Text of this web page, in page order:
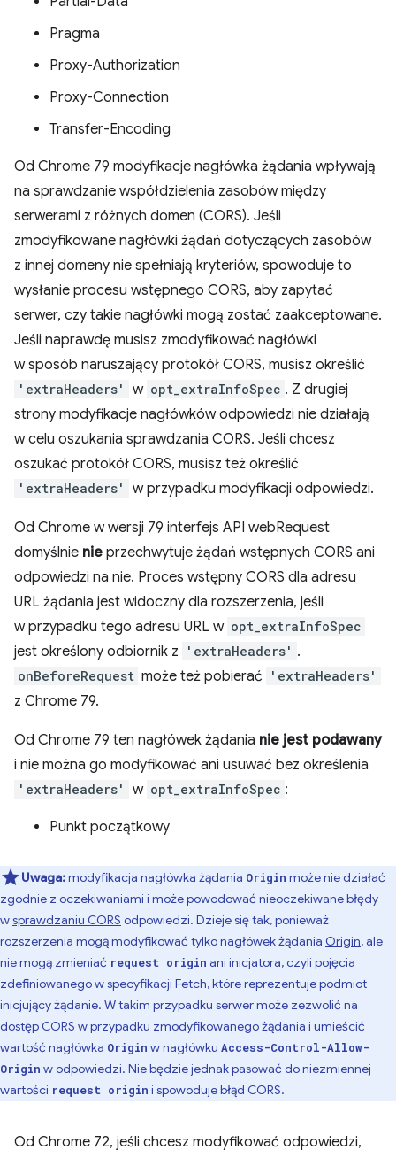
Pragma
Proxy-Authorization
Proxy-Connection
Transfer-Encoding
Od Chrome 79 modyfikacje nagłówka żądania wpływają
na sprawdzanie współdzielenia zasobów między
serwerami z różnych domen (CORS). Jeśli
zmodyfikowane nagłówki żądań dotyczących zasobów
z innej domeny nie spełniają kryteriów, spowoduje to
wysłanie procesu wstępnego CORS, aby zapytać
serwer, czy takie nagłówki mogą zostać zaakceptowane.
Jeśli naprawdę musisz zmodyfikować nagłówki
w sposób naruszający protokół CORS, musisz określić
'extraHeaders' w opt_extraInfoSpec . Z drugiej
strony modyfikacje nagłówków odpowiedzi nie działają
w celu oszukania sprawdzania CORS. Jeśli chcesz
oszukać protokół CORS, musisz też określić
'extraHeaders' w przypadku modyfikacji odpowiedzi.
Od Chrome w wersji 79 interfejs API webRequest
domyślnie nie przechwytuje żądań wstępnych CORS ani
odpowiedzi na nie. Proces wstępny CORS dla adresu
URL żądania jest widoczny dla rozszerzenia, jeśli
w przypadku tego adresu URL w opt_extraInfoSpec
jest określony odbiornik z 'extraHeaders' .
onBeforeRequest może też pobierać 'extraHeaders'
z Chrome 79.
Od Chrome 79 ten nagłówek żądania nie jest podawany
i nie można go modyfikować ani usuwać bez określenia
'extraHeaders' w opt_extraInfoSpec :
Punkt początkowy
Uwaga:modyfikacja nagłówka żądania Origin może nie działać
zgodnie z oczekiwaniami i może powodować nieoczekiwane błędy
wsprawdzaniu CORS odpowiedzi. Dzieje się tak, ponieważ
rozszerzenia mogą modyfikować tylko nagłówek żądania Origin, ale
nie mogą zmieniać request origin ani inicjatora, czyli pojęcia
zdefiniowanego w specyfikacji Fetch, które reprezentuje podmiot
inicjujący żądanie. W takim przypadku serwer może zezwolić na
dostęp CORS w przypadku zmodyfikowanego żądania i umieścić
wartość nagłówka Origin w nagłówku Access-Control-Allow-
Origin w odpowiedzi. Nie będzie jednak pasować do niezmiennej
wartości request origin i spowoduje błąd CORS.
Od Chrome 72, jeśli chcesz modyfikować odpowiedzi,